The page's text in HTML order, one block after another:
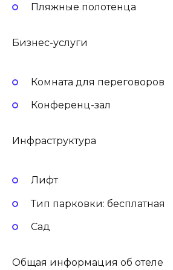
Пляжные полотенца
Бизнес-услуги
Комната для переговоров
Конференц-зал
Инфраструктура
Лифт
Тип парковки: бесплатная
Сад
Общая информация об отеле